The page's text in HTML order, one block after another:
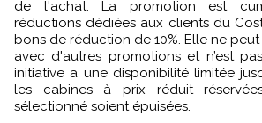
de l'achat. La promotion est
réductions dédiées aux clients du
bons de réduction de 10%. Elle ne
avec d'autres promotions et n’est
initiative a une disponibilité limitée
les cabines à prix réduit
sélectionné soient épuisées.